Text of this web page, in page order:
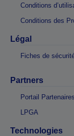
Conditions
Conditions des
Légal
Fiches de
Partners
Portail
LPGA
Technologies